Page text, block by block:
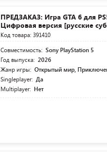
ПРЕДЗАКАЗ: Игра GTA 6 для
Цифровая версия [русские
Код товара: 391410
Совместимость: Sony PlayStation 5
Год выпуска: 2026
Жанр игры: Открытый мир,
Singleplayer: Да
Multiplayer: Нет